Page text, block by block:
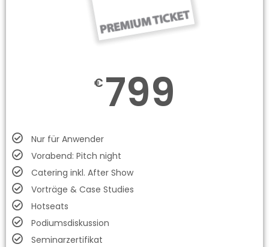
€ 799
Nur für Anwender
Vorabend: Pitch night
Catering inkl. After Show
Vorträge & Case Studies
Hotseats
Podiumsdiskussion
Seminarzertifikat